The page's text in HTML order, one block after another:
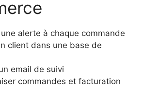
alerte à chaque commande
client dans une base de
email de suivi
commandes et facturation